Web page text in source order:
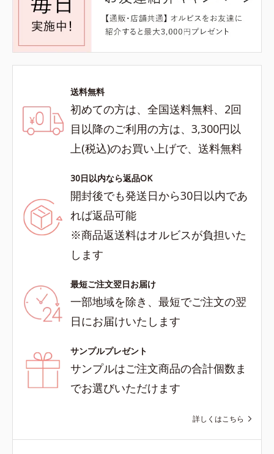
送料無料
初めての方は、全国送料無料、2回
目以降のご利用の方は、3,300円以
上(税込)のお買い上げで、送料無料
30日以内なら返品OK
開封後でも発送日から30日以内であ
れば返品可能
※商品返送料はオルビスが負担いた
します
最短ご注文翌日お届け
一部地域を除き、最短でご注文の翌
日にお届けいたします
サンプルプレゼント
サンプルはご注文商品の合計個数ま
でお選びいただけます
詳しくはこちら